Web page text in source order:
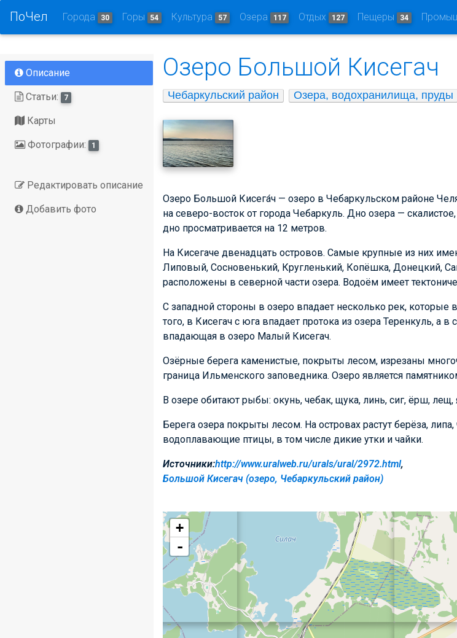
ПоЧел Города 30 Горы 54 Культура 57 Озера 117 Отдых 127 Пещеры 34
Описание
Статьи: 7
Карты
Фотографии: 1
Редактировать описание
Добавить фото
Озеро Большой Кисегач
Чебаркульский район Озера, водохранилища, пруды
Озеро Большой Кисега́ч — озеро в Чебаркульском районе
на северо-восток от города Чебаркуль. Дно озера —
дно просматривается на 12 метров.
На Кисегаче двенадцать островов. Самые крупные из них
Липовый, Сосновенький, Кругленький, Копёшка, Донецкий,
расположены в северной части озера. Водоём имеет
С западной стороны в озеро впадает несколько рек,
того, в Кисегач с юга впадает протока из озера Теренкуль, а в
впадающая в озеро Малый Кисегач.
Озёрные берега каменистые, покрыты лесом, изрезаны
граница Ильменского заповедника. Озеро является
В озере обитают рыбы: окунь, чебак, щука, линь, сиг, ёрш, лещ,
Берега озера покрыты лесом. На островах растут берёза,
водоплавающие птицы, в том числе дикие утки и чайки.
Источники:http://www.uralweb.ru/urals/ural/2972.html,
Большой Кисегач (озеро, Чебаркульский район)
+
-